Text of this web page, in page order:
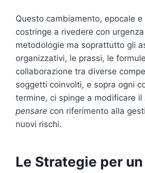
Questo cambiamento, epocale
costringe a rivedere con
metodologie ma soprattutto gli
organizzativi, le prassi, le
collaborazione tra diverse
soggetti coinvolti, e sopra ogni
termine, ci spinge a modificare il
pensare con riferimento alla
nuovi rischi.
Le Strategie per